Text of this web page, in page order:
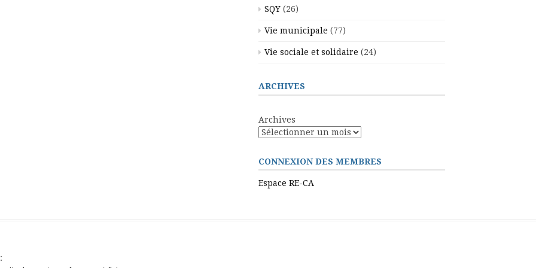
SQY (26)
Vie municipale (77)
Vie sociale et solidaire (24)
ARCHIVES
Archives
CONNEXION DES MEMBRES
Espace RE-CA